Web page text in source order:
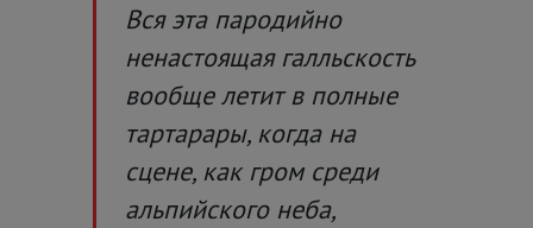
Вся эта пародийно
ненастоящая галльскость
вообще летит в полные
тартарары, когда на
сцене, как гром среди
альпийского неба,